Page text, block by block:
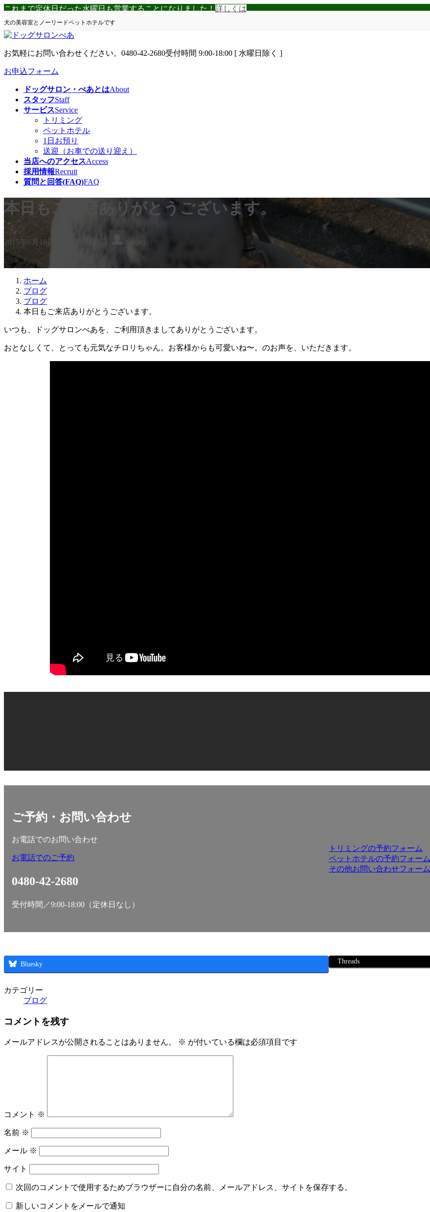
コ
ン
テ
ン
ツ
へ
ス
ナ
ビ
ゲ
ー
シ
ョ
ン
これまで定休日だった水曜日も営業することになりました！ 詳しくは
犬の美容室とノーリードペットホテルです
お気軽にお問い合わせください。 0480-42-2680受付時間 9:00-18:00 [ 水曜日除く ]
お申込フォーム
ドッグサロン・べあとはAbout
スタッフStaff
サービスService
トリミング
ペットホテル
1日お預り
送迎（お車での送り迎え）
当店へのアクセスAccess
採用情報Recruit
質問と回答(FAQ)FAQ
本日もご来店ありがとうございます。
2015年6月18日 beabea
ホーム
ブログ
ブログ
本日もご来店ありがとうございます。
いつも、ドッグサロンべあを、ご利用頂きましてありがとうございます。
おとなしくて、とっても元気なチロリちゃん。お客様からも可愛いね〜。のお声を、いただきます。
ご予約・お問い合わせ
お電話でのお問い合わせ
お電話でのご予約
0480-42-2680
受付時間／9:00-18:00（定休日なし）
トリミングの予約フォーム
ペットホテルの予約フォーム
その他お問い合わせフォーム
Bluesky Threads
カテゴリー
ブログ
コメントを残す
メールアドレスが公開されることはありません。 ※ が付いている欄は必須項目です
コメント ※
名前 ※
メール ※
サイト
次回のコメントで使用するためブラウザーに自分の名前、メールアドレス、サイトを保存する。
新しいコメントをメールで通知